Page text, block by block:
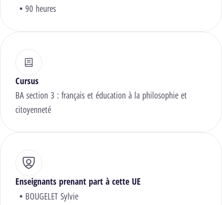
90 heures
Cursus
BA section 3 : français et éducation à la philosophie et
citoyenneté
Enseignants prenant part à cette UE
BOUGELET Sylvie